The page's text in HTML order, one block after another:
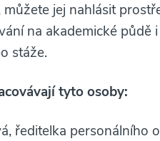
jej nahlásit
na akademické
stáže.
tyto osoby:
ředitelka personálního